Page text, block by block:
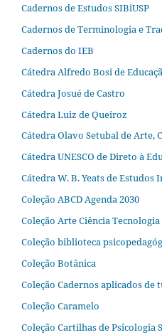
Cadernos de Estudos SIBiUSP
Cadernos de Terminologia e
Cadernos do IEB
Cátedra Alfredo Bosi de
Cátedra Josué de Castro
Cátedra Luiz de Queiroz
Cátedra Olavo Setubal de Arte,
Cátedra UNESCO de Direto à
Cátedra W. B. Yeats de Estudos
Coleção ABCD Agenda 2030
Coleção Arte Ciência Tecnologia
Coleção biblioteca
Coleção Botânica
Coleção Cadernos aplicados de
Coleção Caramelo
Coleção Cartilhas de Psicologia